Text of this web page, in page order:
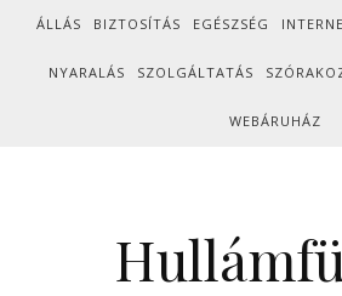
Skip to content
ÁLLÁS BIZTOSÍTÁS EGÉSZSÉG
NYARALÁS SZOLGÁLTATÁS
WEBÁRUHÁZ